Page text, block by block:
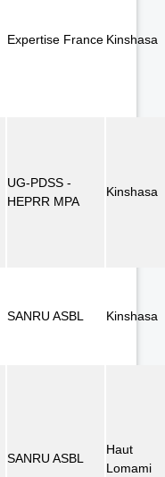
Expertise France Kinshasa
UG-PDSS -
HEPRR MPA
Kinshasa
SANRU ASBL Kinshasa
SANRU ASBL
Haut
Lomami